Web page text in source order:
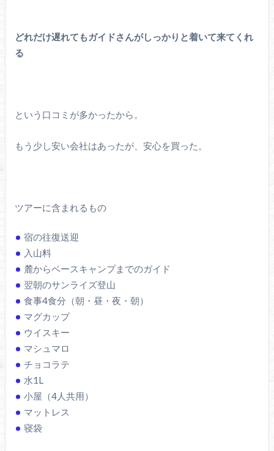
どれだけ遅れてもガイドさんがしっかりと着いて来てくれ
る
という口コミが多かったから。
もう少し安い会社はあったが、安心を買った。
ツアーに含まれるもの
宿の往復送迎
入山料
麓からベースキャンプまでのガイド
翌朝のサンライズ登山
食事4食分（朝・昼・夜・朝）
マグカップ
ウイスキー
マシュマロ
チョコラテ
水1L
小屋（4人共用）
マットレス
寝袋